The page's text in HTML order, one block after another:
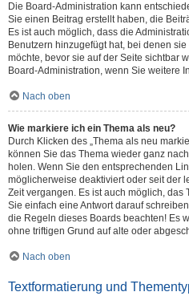
Die Board-Administration kann
Sie einen Beitrag erstellt haben, die
Es ist auch möglich, dass die
Benutzern hinzugefügt hat, bei denen
möchte, bevor sie auf der Seite sichtbar
Board-Administration, wenn Sie weitere
Nach oben
Wie markiere ich ein Thema als neu?
Durch Klicken des „Thema als neu
können Sie das Thema wieder ganz
holen. Wenn Sie den entsprechenden
möglicherweise deaktiviert oder seit der
Zeit vergangen. Es ist auch möglich,
Sie einfach eine Antwort darauf
die Regeln dieses Boards beachten! Es
ohne triftigen Grund auf alte oder
Nach oben
Textformatierung und